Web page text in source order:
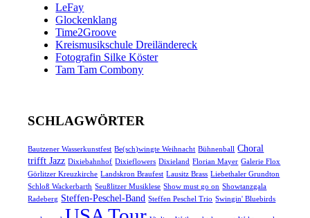
LeFay
Glockenklang
Time2Groove
Kreismusikschule Dreiländereck
Fotografin Silke Köster
Tam Tam Combony
SCHLAGWÖRTER
Bautzener Wasserkunstfest Be(sch)wingte Weihnacht Bühnenball Choral
trifft Jazz Dixiebahnhof Dixieflowers Dixieland Florian Mayer Galerie Flox
Görlitzer Kreuzkirche Landskron Braufest Lausitz Brass Liebethaler Grundton
Schloß Wackerbarth Seußlitzer Musiklese Show must go on Showtanzgala
Radeberg Steffen-Peschel-Band Steffen Peschel Trio Swingin' Bluebirds